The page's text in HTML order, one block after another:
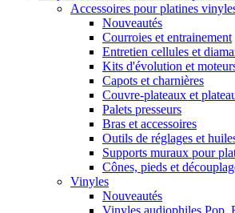
Accessoires pour platines
Nouveautés
Courroies et entrainement
Entretien cellules et
Kits d'évolution et
Capots et charnières
Couvre-plateaux et
Palets presseurs
Bras et accessoires
Outils de réglages et
Supports muraux pour
Cônes, pieds et
Vinyles
Nouveautés
Vinyles audiophiles Pop,